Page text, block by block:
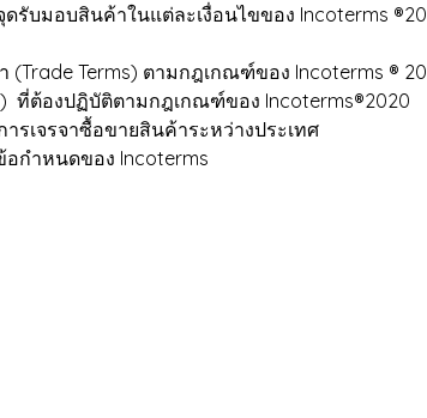
รับมอบสินค้าในแต่ละเงื่อนไขของ Incoterms
Terms) ตามกฎเกณฑ์ของ Incoterms ®
ที่ต้องปฏิบัติตามกฎเกณฑ์ของ Incoterms®2020
รเจรจาซื้อขายสินค้าระหว่างประเทศ
กำหนดของ Incoterms